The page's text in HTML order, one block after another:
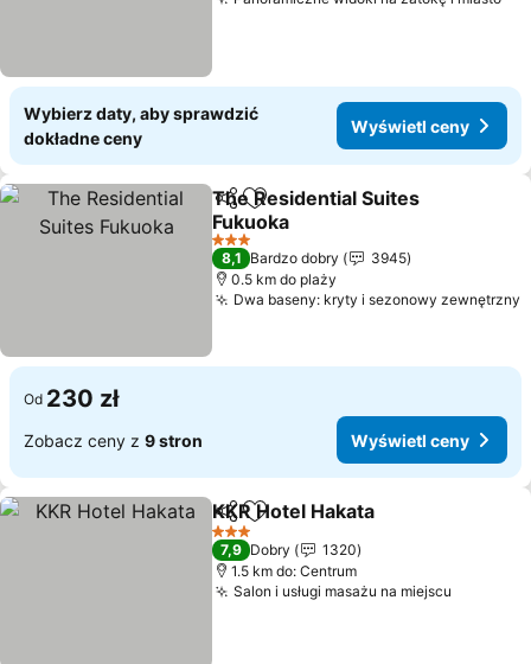
Wybierz daty, aby sprawdzić
dokładne ceny
Wyświetl ceny
Udostępnij
Dodaj do ulubionych
The Residential Suites
Fukuoka
Wyświetl ceny
3 Kategoria
8,1 Bardzo dobry
3945
0.5 km do plaży
Dwa baseny: kryty i sezonowy zewnętrzny
Od 230 zł
Zobacz ceny z 9 stron Wyświetl ceny
Udostępnij
Dodaj do ulubionych
KKR Hotel Hakata
3 Kategoria
7,9 Dobry
1320
1.5 km do: Centrum
Salon i usługi masażu na miejscu